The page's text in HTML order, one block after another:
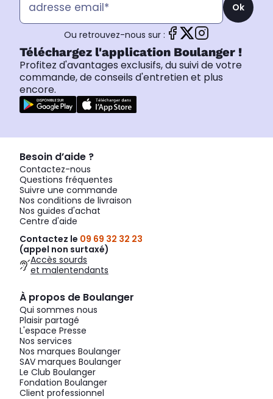
Ok
Ou retrouvez-nous sur :
Téléchargez l'application Boulanger !
Profitez d'avantages exclusifs, du suivi de votre
commande, de conseils d'entretien et plus
encore.
Besoin d’aide ?
Contactez-nous
Questions fréquentes
Suivre une commande
Nos conditions de livraison
Nos guides d'achat
Centre d'aide
Contactez le 09 69 32 32 23
(appel non surtaxé)
Accès sourds
et malentendants
À propos de Boulanger
Qui sommes nous
Plaisir partagé
L'espace Presse
Nos services
Nos marques Boulanger
SAV marques Boulanger
Le Club Boulanger
Fondation Boulanger
Client professionnel